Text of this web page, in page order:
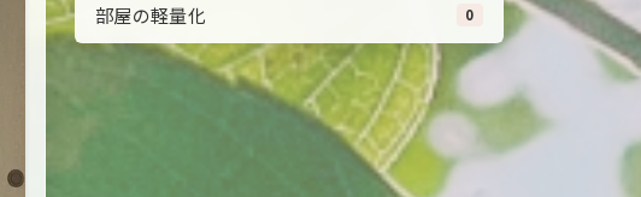
部屋の軽量化 0